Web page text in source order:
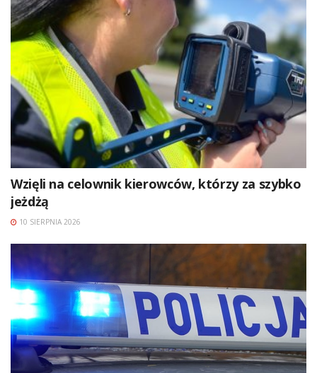
Wzięli na celownik kierowców, którzy za szybko
jeżdżą
10 SIERPNIA 2026